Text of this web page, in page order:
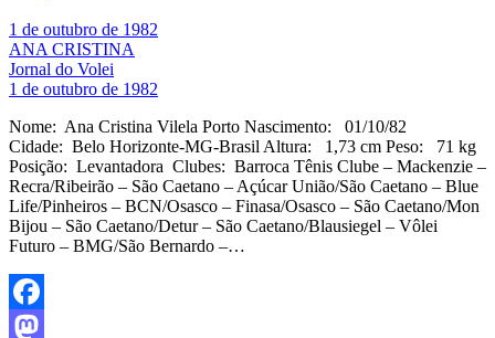
1 de outubro de 1982
ANA CRISTINA
Jornal do Volei
1 de outubro de 1982
Nome: Ana Cristina Vilela Porto Nascimento: 01/10/82
Cidade: Belo Horizonte-MG-Brasil Altura: 1,73 cm Peso: 71 kg
Posição: Levantadora Clubes: Barroca Tênis Clube – Mackenzie –
Recra/Ribeirão – São Caetano – Açúcar União/São Caetano – Blue
Life/Pinheiros – BCN/Osasco – Finasa/Osasco – São Caetano/Mon
Bijou – São Caetano/Detur – São Caetano/Blausiegel – Vôlei
Futuro – BMG/São Bernardo –…
Facebook